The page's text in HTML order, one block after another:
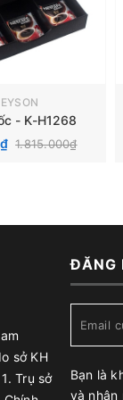
- K-H1268
1.815.000₫
sở KH
Trụ sở
ĐĂNG
Bạn là
và nhận